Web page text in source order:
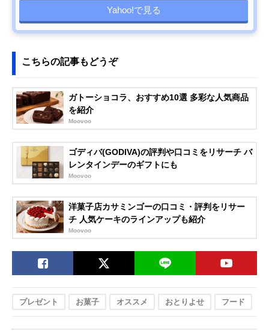
Yahoo!で見る
こちらの記事もどうぞ
ガトーショコラ、おすすめ10選 多彩な人気商品
を紹介
Moovoo
ゴディバ(GODIVA)の評判や口コミをリサーチ バ
レンタインデーのギフトにも
Moovoo
洋菓子店カサミンゴーの口コミ・評判をリサー
チ 人気ケーキのラインアップも紹介
Moovoo
プレゼント お菓子 オススメ おとりよせ フード